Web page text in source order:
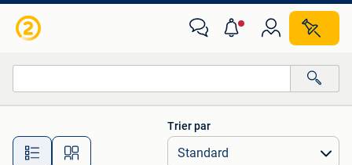
Machines & Construction | Chariots élévateurs & Transport
Toutes les distances…
Trier par